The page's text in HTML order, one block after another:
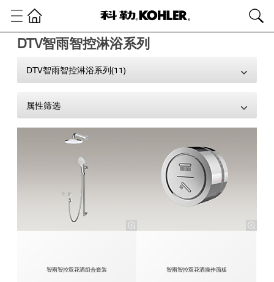
DTV智雨智控淋浴系列
DTV智雨智控淋浴系列(11)
属性筛选
智雨智控双花洒组合套装 智雨智控双花洒操作面板